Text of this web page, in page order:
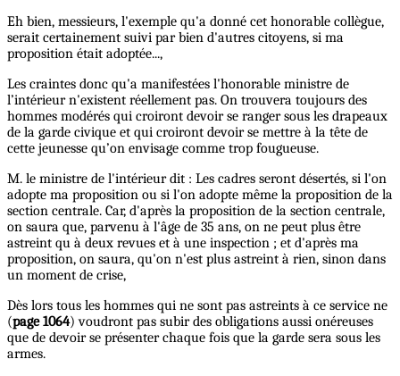
Eh bien, messieurs, l'exemple qu'a donné cet honorable collègue,
serait certainement suivi par bien d'autres citoyens, si ma
proposition était adoptée...,
Les craintes donc qu'a manifestées l'honorable ministre de
l’intérieur n'existent réellement pas. On trouvera toujours des
hommes modérés qui croiront devoir se ranger sous les drapeaux
de la garde civique et qui croiront devoir se mettre à la tête de
cette jeunesse qu’on envisage comme trop fougueuse.
M. le ministre de l'intérieur dit : Les cadres seront désertés, si l'on
adopte ma proposition ou si l'on adopte même la proposition de la
section centrale. Car, d'après la proposition de la section centrale,
on saura que, parvenu à l'âge de 35 ans, on ne peut plus être
astreint qu à deux revues et à une inspection ; et d'après ma
proposition, on saura, qu'on n'est plus astreint à rien, sinon dans
un moment de crise,
Dès lors tous les hommes qui ne sont pas astreints à ce service ne
(page 1064) voudront pas subir des obligations aussi onéreuses
que de devoir se présenter chaque fois que la garde sera sous les
armes.